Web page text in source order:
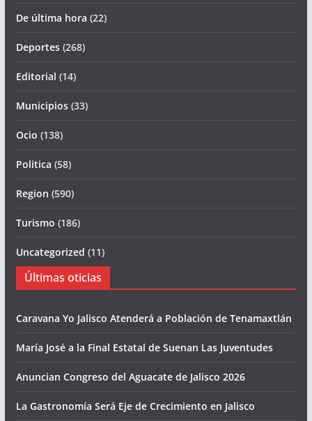
De última hora (22)
Deportes(268)
Editorial (14)
Municipios(33)
Ocio (138)
Politica (58)
Region (590)
Turismo (186)
Uncategorized (11)
Últimas oticias
Caravana Yo Jalisco Atenderá a Población de Tenamaxtlán
María José a la Final Estatal de Suenan Las Juventudes
Anuncian Congreso del Aguacate de Jalisco 2026
La Gastronomía Será Eje de Crecimiento en Jalisco